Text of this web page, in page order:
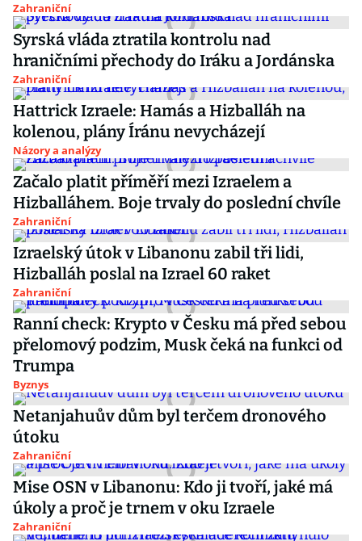
Zahraniční
Syrská vláda ztratila kontrolu nad
hraničními přechody do Iráku a Jordánska
Zahraniční
Hattrick Izraele: Hamás a Hizballáh na
kolenou, plány Íránu nevycházejí
Názory a analýzy
Začalo platit příměří mezi Izraelem a
Hizballáhem. Boje trvaly do poslední chvíle
Zahraniční
Izraelský útok v Libanonu zabil tři lidi,
Hizballáh poslal na Izrael 60 raket
Zahraniční
Ranní check: Krypto v Česku má před sebou
přelomový podzim, Musk čeká na funkci od
Trumpa
Byznys
Netanjahuův dům byl terčem dronového
útoku
Zahraniční
Mise OSN v Libanonu: Kdo ji tvoří, jaké má
úkoly a proč je trnem v oku Izraele
Zahraniční